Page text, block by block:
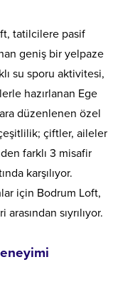
tatilcilere pasif
geniş bir yelpaze
su sporu aktivitesi,
hazırlanan Ege
düzenlenen özel
çiftler, aileler
farklı 3 misafir
karşılıyor.
için Bodrum Loft,
sıyrılıyor.